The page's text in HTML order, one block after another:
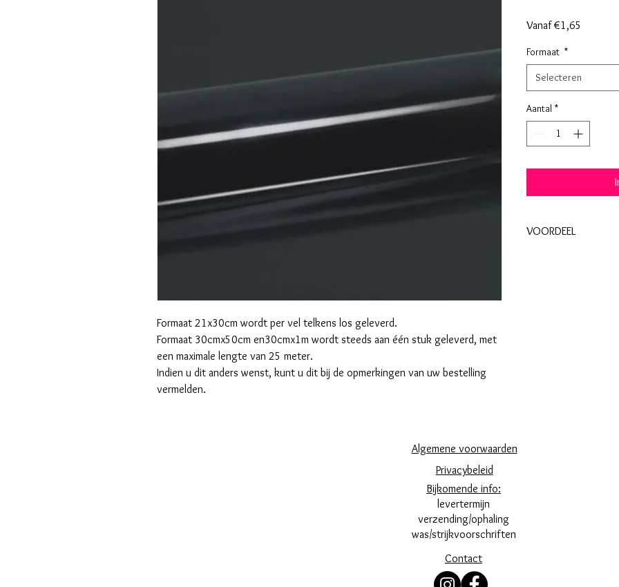
Formaat 21x30cm wordt per vel telkens los geleverd.
Formaat 30cmx50cm en30cmx1m wordt steeds aan één stuk geleverd, met
een maximale lengte van 25 meter.
Indien u dit anders wenst, kunt u dit bij de opmerkingen van uw bestelling
vermelden.
Vanaf€1,65
Formaat *
Selecteren
Aantal *
VOORDEEL
Algemene voorwaarden
Privacybeleid
Bijkomende info:
levertermijn
verzending/ophaling
was/strijkvoorschriften
Contact